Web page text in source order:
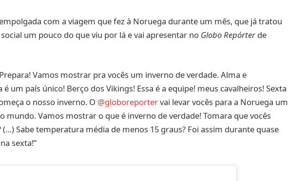
com a viagem que fez à Noruega durante um mês, que já tratou
um pouco do que viu por lá e vai apresentar no Globo Repórterde
Vamos mostrar pra vocês um inverno de verdade. Alma e
um país único! Berço dos Vikings! Essa é a equipe! meus cavalheiros! Sexta
o nosso inverno. O @globoreportervai levar vocês para a Noruega um
mundo. Vamos mostrar o que é inverno de verdade! Tomara que vocês
Sabe temperatura média de menos 15 graus? Foi assim durante quase
sexta!”